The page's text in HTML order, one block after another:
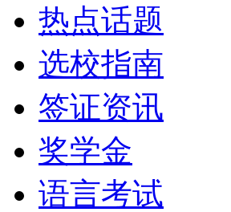
热点话题
选校指南
签证资讯
奖学金
语言考试